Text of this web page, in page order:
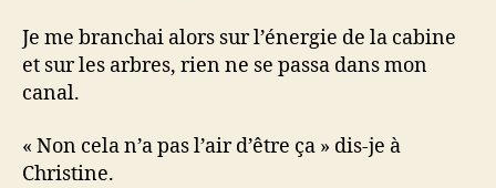
Je me branchai alors sur l’énergie de la cabine
et sur les arbres, rien ne se passa dans mon
canal.
« Non cela n’a pas l’air d’être ça » dis-je à
Christine.